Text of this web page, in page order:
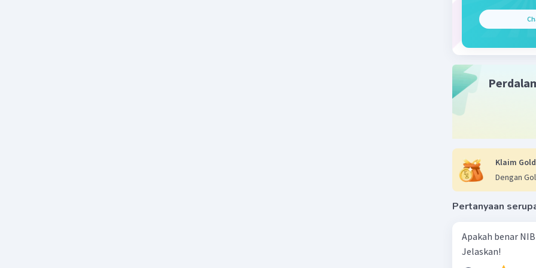
teknologi
Kerajaan
strategi,
alih
selama
Dengan
negara
Beri
Klaim
Dengan
Pertanyaan
Apakah benar
Jelaskan!